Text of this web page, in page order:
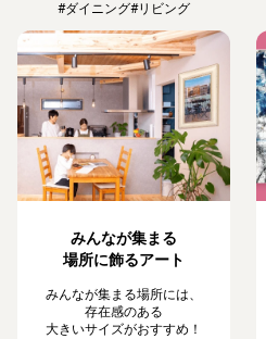
#ダイニング#リビング
みんなが集まる
場所に飾るアート
みんなが集まる場所には、
存在感のある
大きいサイズがおすすめ！